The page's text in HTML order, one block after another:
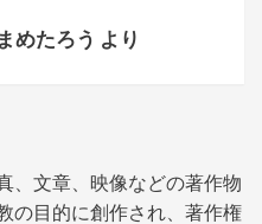
まめたろう より
、文章、映像などの著作物
の目的に創作され、著作権